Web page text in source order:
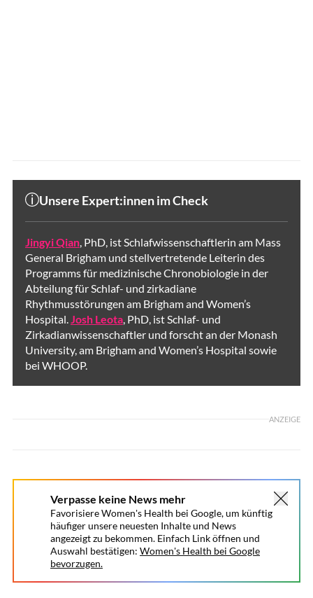
Unsere Expert:innen im Check
Jingyi Qian , PhD, ist Schlafwissenschaftlerin am Mass
General Brigham und stellvertretende Leiterin des
Programms für medizinische Chronobiologie in der
Abteilung für Schlaf- und zirkadiane
Rhythmusstörungen am Brigham and Women’s
Hospital. Josh Leota , PhD, ist Schlaf- und
Zirkadianwissenschaftler und forscht an der Monash
University, am Brigham and Women’s Hospital sowie
bei WHOOP.
ANZEIGE
Verpasse keine News mehr
Favorisiere Women's Health bei Google, um künftig
häufiger unsere neuesten Inhalte und News
angezeigt zu bekommen. Einfach Link öffnen und
Auswahl bestätigen: Women's Health bei Google
bevorzugen.